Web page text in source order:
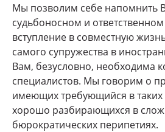
Мы позволим себе напомнить
судьбоносном и ответственном
вступление в совместную
самого супружества в
Вам, безусловно, необходима
специалистов. Мы говорим о
имеющих требующийся в таких
хорошо разбирающихся в
бюрократических перипетиях.